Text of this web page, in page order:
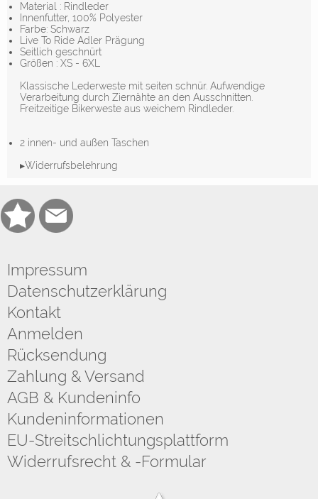
Material : Rindleder
Innenfutter, 100% Polyester
Farbe: Schwarz
Live To Ride Adler Prägung
Seitlich geschnürt
Größen : XS - 6XL
Klassische Lederweste mit seiten schnür. Aufwendige
Verarbeitung durch Ziernähte an den Ausschnitten.
Freitzeitige Bikerweste aus weichem Rindleder.
2 innen- und außen Taschen
▸Widerrufsbelehrung
Impressum
Datenschutzerklärung
Kontakt
Anmelden
Rücksendung
Zahlung & Versand
AGB & Kundeninfo
Kundeninformationen
EU-Streitschlichtungsplattform
Widerrufsrecht & -Formular